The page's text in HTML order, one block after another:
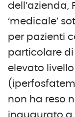
dell’azienda,
‘medicale’
per pazienti
particolare
elevato
non ha reso
inaugurato a